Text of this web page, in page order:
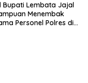
Bupati Lembata Jajal
Menembak
Personel Polres di